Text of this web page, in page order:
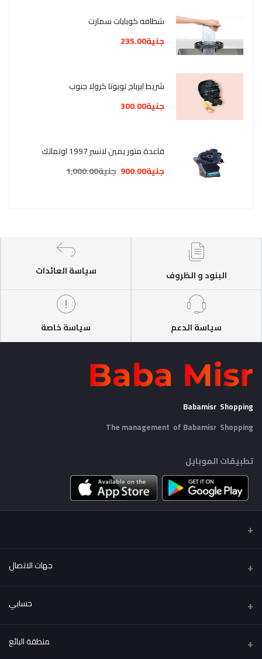
شطافه كوبايات سمارت
جنية235.00
شريط ايرباج تويوتا كرولا جنوب
جنية300.00
قاعدة متور يمين لانسر 1997 اوتماتك
جنية900.00
جنية1,000.00
البنود و الظروف سياسة العائدات
سياسة الدعم سياسة خاصة
Babamisr Shopping
The management of Babamisr Shopping
تطبيقات الموبايل
جهات الاتصال
عنوان
Babamisr Shopping
هاتف
حسابي
تسجيل الدخول
منطقة البائع